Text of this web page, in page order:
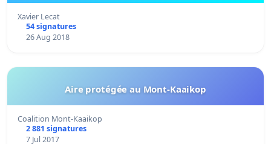
Xavier Lecat
54 signatures
26 Aug 2018
Aire protégée au Mont-Kaaikop
Coalition Mont-Kaaikop
2 881 signatures
7 Jul 2017